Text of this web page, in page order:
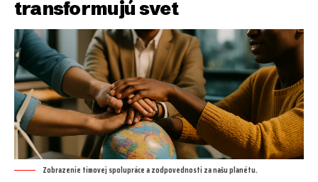
transformujú svet
Zobrazenie tímovej spolupráce a zodpovednosti za našu planétu.